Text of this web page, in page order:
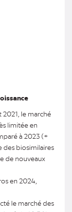
le marché
limitée en
à 2023 (+
des biosimilaires
de nouveaux
en 2024,
le marché des